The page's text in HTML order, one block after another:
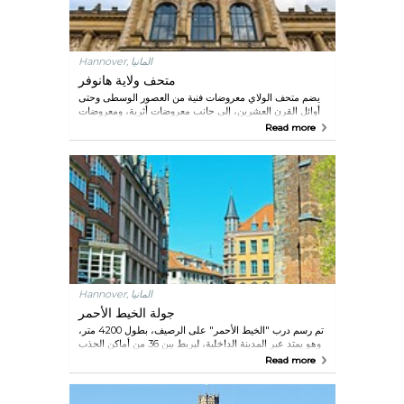
Hannover, المانيا
متحف ولاية هانوفر
يضم متحف الولاي معروضات فنية من العصور الوسطى وحتى
أوائل القرن العشرين، إلى جانب معروضات أثرية، ومعروضات
لعلم الأعراق البشرية، والتاريخ الطبيعي، وحوض الأسماك
والزواحف.
Read more
Hannover, المانيا
جولة الخيط الأحمر
تم رسم درب "الخيط الأحمر" على الرصيف، بطول 4200 متر،
وهو يمتد عبر المدينة الداخلية، ليربط بين 36 من أماكن الجذب
الرئيسية. وكل ما عليك القيام به هو اتباع "الخيط الأحمر". وهناك
كتيب متوافر في مكتب الاستعلامات السياحية بعشر لغات. وتبدأ
الجولة من عند مكتب الاستعلامات السياحية كما تنتهي إليه،
Read more